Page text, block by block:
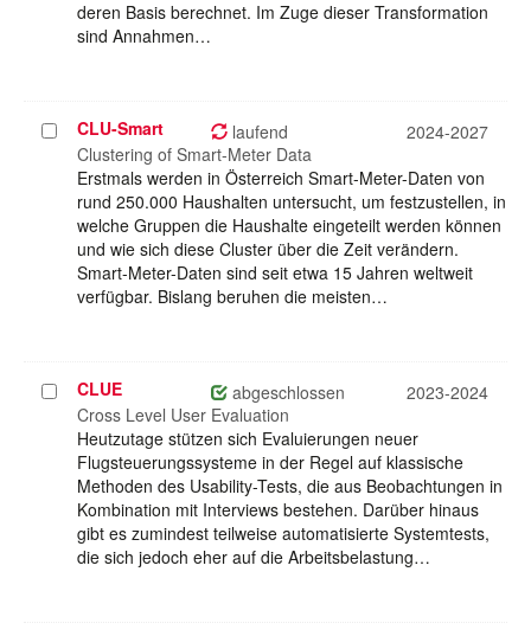
deren Basis berechnet. Im Zuge dieser Transformation
sind Annahmen…
Projekt
auswählen
CLU-Smart laufend
2024-2027
Clustering of Smart-Meter Data
Erstmals werden in Österreich Smart-Meter-Daten von
rund 250.000 Haushalten untersucht, um festzustellen, in
welche Gruppen die Haushalte eingeteilt werden können
und wie sich diese Cluster über die Zeit verändern.
Smart-Meter-Daten sind seit etwa 15 Jahren weltweit
verfügbar. Bislang beruhen die meisten…
Projekt
auswählen
CLUE abgeschlossen
2023-2024
Cross Level User Evaluation
Heutzutage stützen sich Evaluierungen neuer
Flugsteuerungssysteme in der Regel auf klassische
Methoden des Usability-Tests, die aus Beobachtungen in
Kombination mit Interviews bestehen. Darüber hinaus
gibt es zumindest teilweise automatisierte Systemtests,
die sich jedoch eher auf die Arbeitsbelastung…